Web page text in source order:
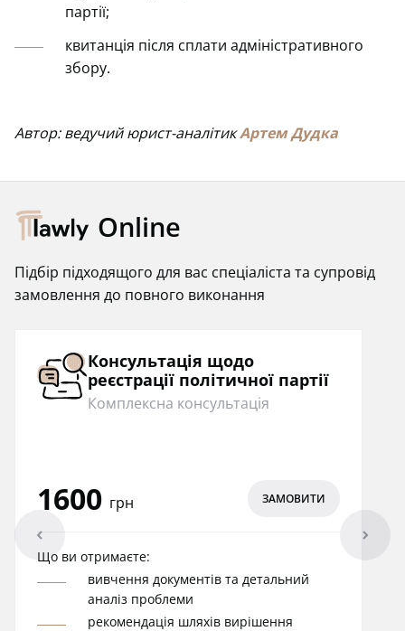
партії;
квитанція після сплати адміністративного
збору.
Автор: ведучий юрист-аналітикАртем Дудка
Online
Підбір підходящого для вас спеціаліста та супровід
замовлення до повного виконання
Консультація щодо
реєстрації політичної партії
Комплексна консультація
1600 грн ЗАМОВИТИ
Що ви отримаєте:
вивчення документів та детальний
аналіз проблеми
рекомендація шляхів вирішення
arrowleft arrowright